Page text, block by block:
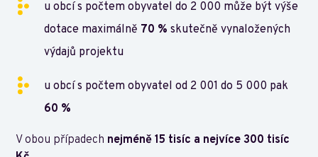
u obcí s počtem obyvatel do 2 000 může být výše
dotace maximálně 70 % skutečně vynaložených
výdajů projektu
u obcí s počtem obyvatel od 2 001 do 5 000 pak
60 %
V obou případech nejméně 15 tisíc a nejvíce 300 tisíc